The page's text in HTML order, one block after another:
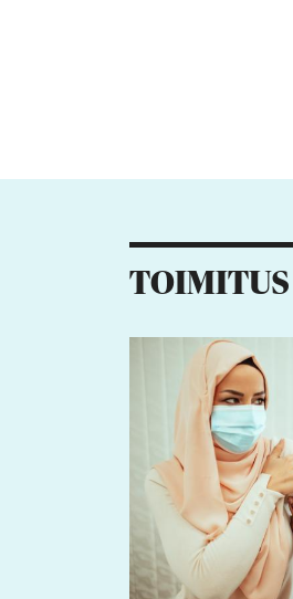
TOIMITUS